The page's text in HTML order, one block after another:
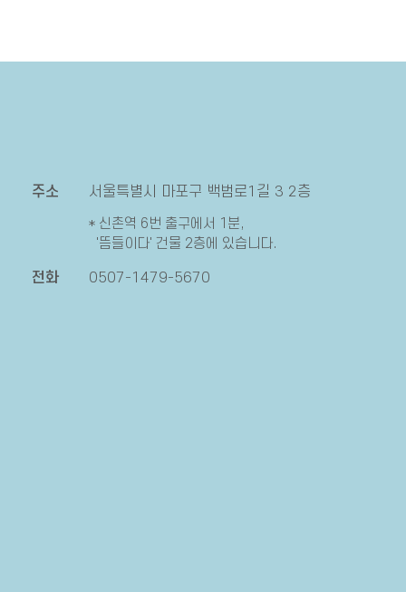
주소
서울특별시 마포구 백범로1길 3 2층
* 신촌역 6번 출구에서 1분,
'뜸들이다' 건물 2층에 있습니다.
전화 0507-1479-5670